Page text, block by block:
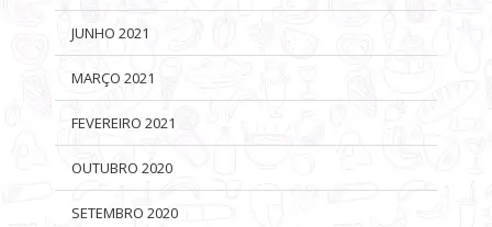
JUNHO 2021
MARÇO 2021
FEVEREIRO 2021
OUTUBRO 2020
SETEMBRO 2020